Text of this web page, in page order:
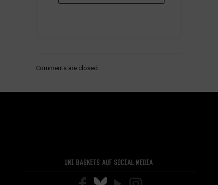
Comments are closed.
Uni Baskets auf Social Media